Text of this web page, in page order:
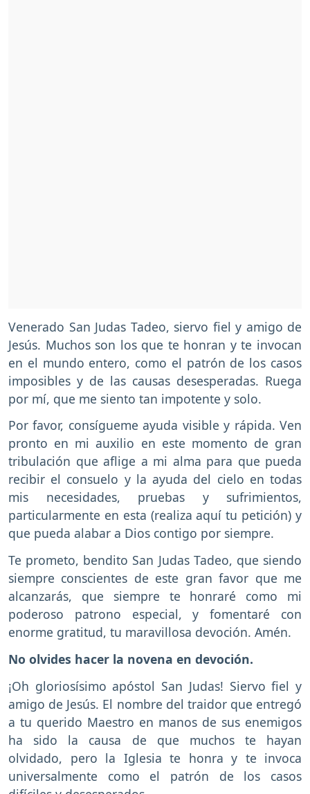
Venerado San Judas Tadeo, siervo fiel y amigo de
Jesús. Muchos son los que te honran y te invocan
en el mundo entero, como el patrón de los casos
imposibles y de las causas desesperadas. Ruega
por mí, que me siento tan impotente y solo.
Por favor, consígueme ayuda visible y rápida. Ven
pronto en mi auxilio en este momento de gran
tribulación que aflige a mi alma para que pueda
recibir el consuelo y la ayuda del cielo en todas
mis necesidades, pruebas y sufrimientos,
particularmente en esta (realiza aquí tu petición) y
que pueda alabar a Dios contigo por siempre.
Te prometo, bendito San Judas Tadeo, que siendo
siempre conscientes de este gran favor que me
alcanzarás, que siempre te honraré como mi
poderoso patrono especial, y fomentaré con
enorme gratitud, tu maravillosa devoción. Amén.
No olvides hacer la novena en devoción.
¡Oh gloriosísimo apóstol San Judas! Siervo fiel y
amigo de Jesús. El nombre del traidor que entregó
a tu querido Maestro en manos de sus enemigos
ha sido la causa de que muchos te hayan
olvidado, pero la Iglesia te honra y te invoca
universalmente como el patrón de los casos